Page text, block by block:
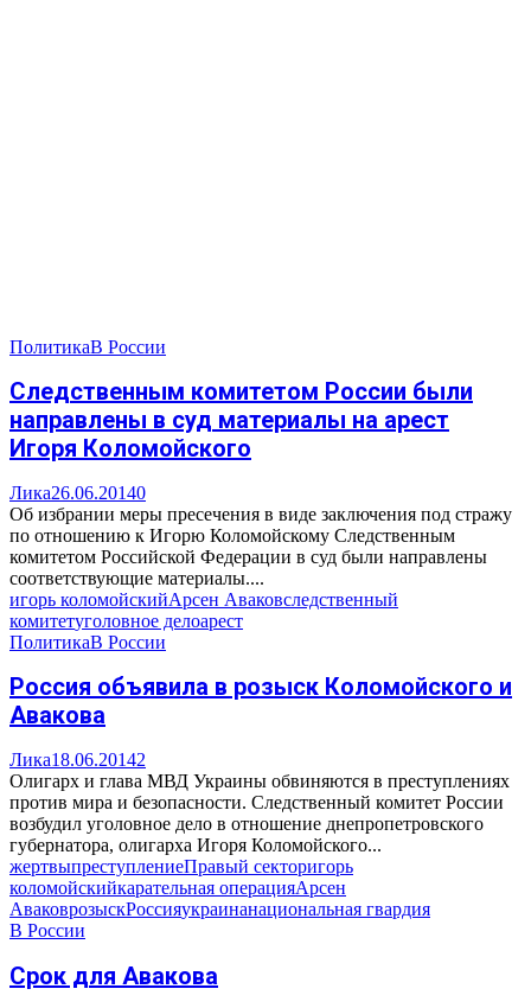
ПолитикаВ России
Следственным комитетом России были
направлены в суд материалы на арест
Игоря Коломойского
Лика26.06.20140
Об избрании меры пресечения в виде заключения под стражу
по отношению к Игорю Коломойскому Следственным
комитетом Российской Федерации в суд были направлены
соответствующие материалы....
игорь коломойскийАрсен Аваковследственный
комитетуголовное делоарест
ПолитикаВ России
Россия объявила в розыск Коломойского и
Авакова
Лика18.06.20142
Олигарх и глава МВД Украины обвиняются в преступлениях
против мира и безопасности. Следственный комитет России
возбудил уголовное дело в отношение днепропетровского
губернатора, олигарха Игоря Коломойского...
жертвыпреступлениеПравый секторигорь
коломойскийкарательная операцияАрсен
АваковрозыскРоссияукраинанациональная гвардия
В России
Срок для Авакова